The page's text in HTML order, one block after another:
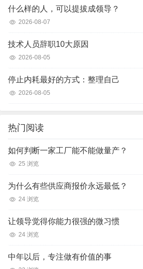
什么样的人，可以提拔成领导？
2026-08-07
技术人员辞职10大原因
2026-08-05
停止内耗最好的方式：整理自己
2026-08-05
热门阅读
如何判断一家工厂能不能做量产？
25 浏览
为什么有些供应商报价永远最低？
24 浏览
让领导觉得你能力很强的微习惯
24 浏览
中年以后，专注做有价值的事